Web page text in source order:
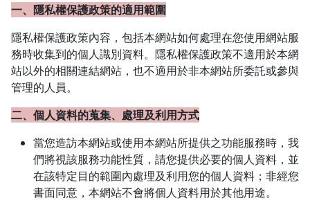
一、隱私權保護政策的適用範圍
隱私權保護政策內容，包括本網站如何處理在您使用網站服
務時收集到的個人識別資料。隱私權保護政策不適用於本網
站以外的相關連結網站，也不適用於非本網站所委託或參與
管理的人員。
二、個人資料的蒐集、處理及利用方式
當您造訪本網站或使用本網站所提供之功能服務時，我
們將視該服務功能性質，請您提供必要的個人資料，並
在該特定目的範圍內處理及利用您的個人資料；非經您
書面同意，本網站不會將個人資料用於其他用途。